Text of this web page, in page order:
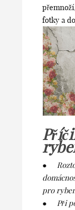
fotky a
●
pro
● Při